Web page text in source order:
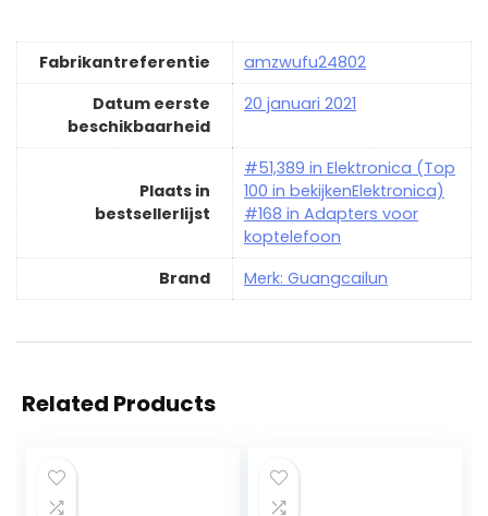
Fabrikantreferentie
amzwufu24802
Datum eerste
beschikbaarheid
20 januari 2021
Plaats in
bestsellerlijst
#51,389 in Elektronica (Top
100 in bekijkenElektronica)
#168 in Adapters voor
koptelefoon
Brand
Merk: Guangcailun
Related Products